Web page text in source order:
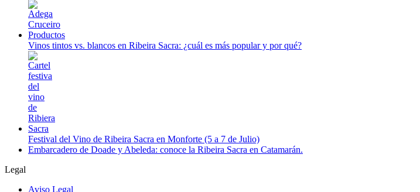
Vinos tintos vs. blancos en Ribeira Sacra: ¿cuál es más popular y por qué?
Festival del Vino de Ribeira Sacra en Monforte (5 a 7 de Julio)
Embarcadero de Doade y Abeleda: conoce la Ribeira Sacra en Catamarán.
Legal
Aviso Legal